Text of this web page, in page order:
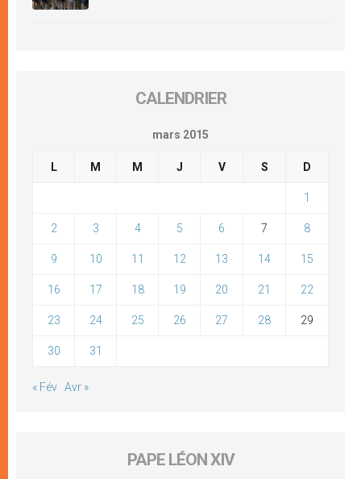
CALENDRIER
mars 2015
L M M J V S D
1
2 3 4 5 6 7 8
9 10 11 12 13 14 15
16 17 18 19 20 21 22
23 24 25 26 27 28 29
30 31
« Fév Avr »
PAPE LÉON XIV